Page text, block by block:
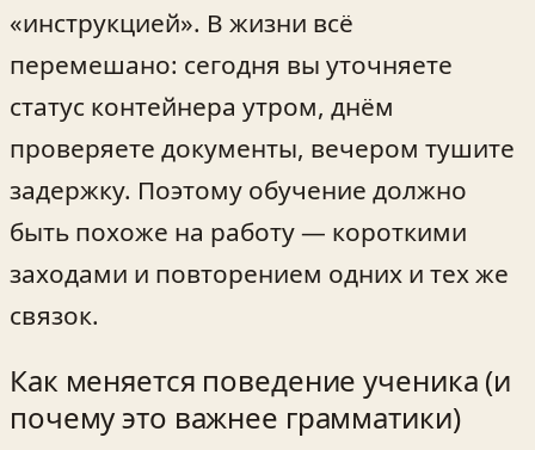
«инструкцией». В жизни всё
перемешано: сегодня вы уточняете
статус контейнера утром, днём
проверяете документы, вечером тушите
задержку. Поэтому обучение должно
быть похоже на работу — короткими
заходами и повторением одних и тех же
связок.
Как меняется поведение ученика (и
почему это важнее грамматики)